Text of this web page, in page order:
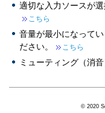
適切な入力ソースが
こちら
音量が最小になって
ださい。
こちら
ミューティング（消
© 2020